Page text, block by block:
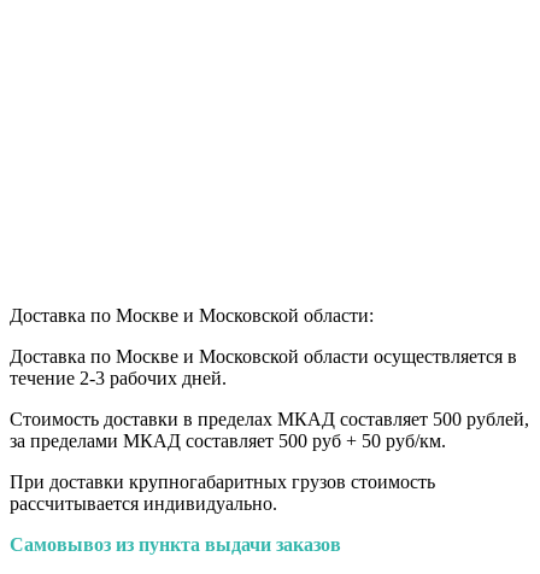
Доставка по Москве и Московской области:
Доставка по Москве и Московской области осуществляется в
течение 2-3 рабочих дней.
Стоимость доставки в пределах МКАД составляет 500 рублей,
за пределами МКАД составляет 500 руб + 50 руб/км.
При доставки крупногабаритных грузов стоимость
рассчитывается индивидуально.
Самовывоз из пункта выдачи заказов